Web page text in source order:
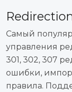
Самый
управления
301, 302, 307
ошибки,
правила.